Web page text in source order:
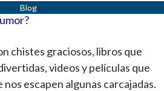
chistes graciosos, libros que
videos y películas que
escapen algunas carcajadas.